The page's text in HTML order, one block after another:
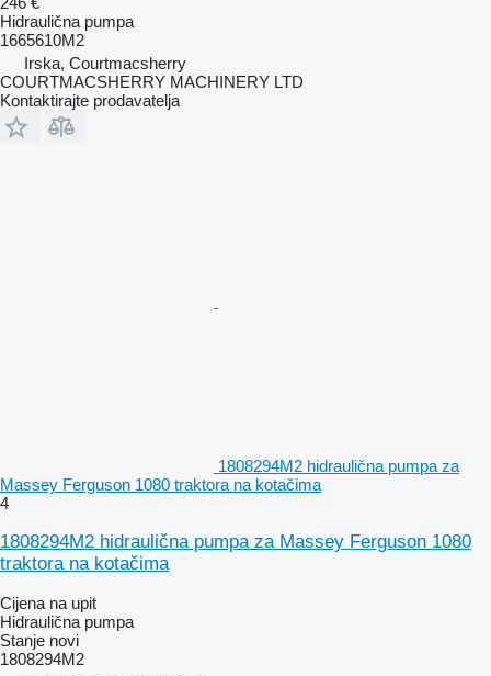
Hidraulična pumpa
1665610M2
Irska, Courtmacsherry
COURTMACSHERRY MACHINERY LTD
Kontaktirajte prodavatelja
1808294M2 hidraulična pumpa za
Massey Ferguson 1080 traktora na kotačima
4
1808294M2 hidraulična pumpa za Massey Ferguson 1080
traktora na kotačima
Cijena na upit
Hidraulična pumpa
Stanje novi
1808294M2